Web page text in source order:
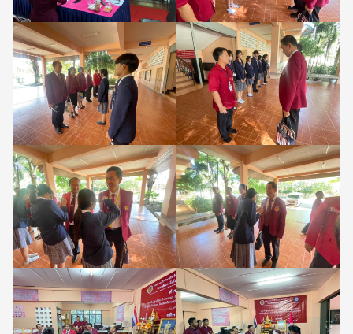
Search
for:
Search